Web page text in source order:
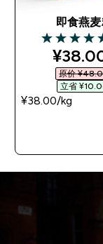
即食燕
4.55 out of
原价
立省
¥38.00‎/kg